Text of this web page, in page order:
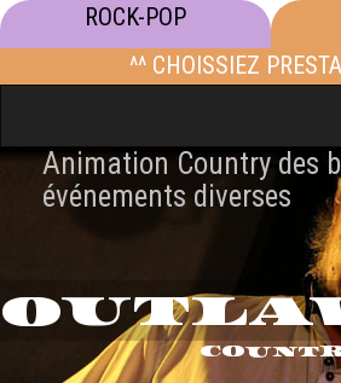
ROCK-POP
^^ CHOISSIEZ
Animation Country des
événements diverses